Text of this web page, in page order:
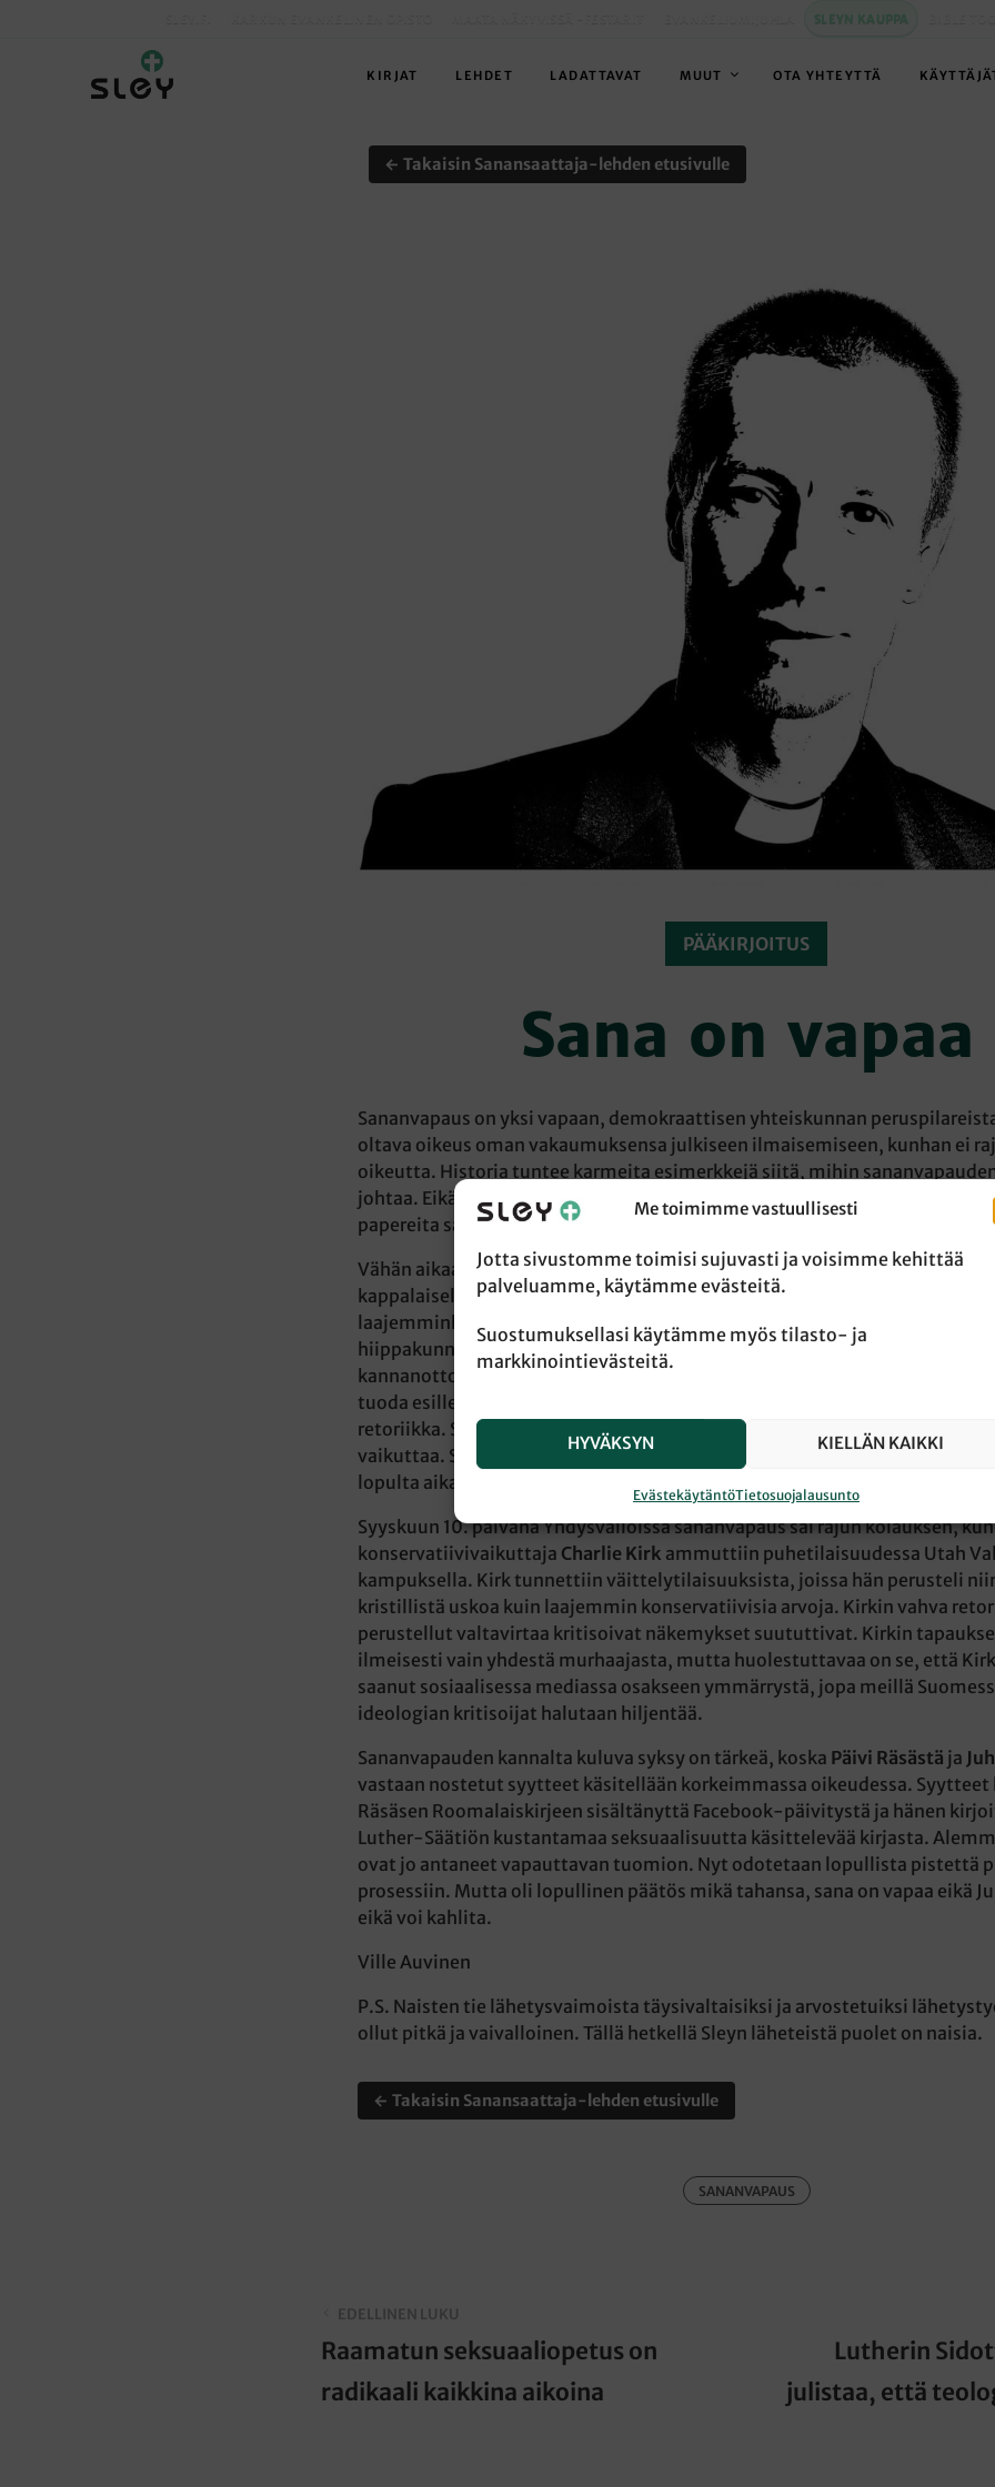
Me toimimme vastuullisesti
Jotta sivustomme toimisi sujuvasti ja voisimme kehittää
palveluamme, käytämme evästeitä.
Suostumuksellasi käytämme myös tilasto- ja
markkinointievästeitä.
HYVÄKSYN KIELLÄN KAIKKI
EvästekäytäntöTietosuojalausunto
SLEYN KAUPPA
KIRJAT LEHDET LADATTAVAT MUUT OTA YHTEYTTÄ
← Takaisin Sanansaattaja-lehden etusivulle
PÄÄKIRJOITUS
Sana on vapaa
Sananvapaus on yksi vapaan, demokraattisen yhteiskunnan
oltava oikeus oman vakaumuksensa julkiseen ilmaisemiseen, kunhan ei
oikeutta. Historia tuntee karmeita esimerkkejä siitä, mihin
johtaa. Eikä oma aikamme, eivät edes länsimaiset yhteiskuntamme, saa
papereita sananvapauden puolustajina.
Vähän aikaa sitten Espoon tuomiokapituli antoi kirjallisen varoituksen
kappalaiselle
Antti Kruusille . Varoituksen perusteena olivat Kruusin
laajemminkin kirkon nykytilaa kritisoivat kirjoitukset sosiaalisessa
hiippakunnan piispan
Kaisa-Mari Hintikan mukaan varoituksessa on kyse
kannanottojen tyylistä, ei niinkään niiden sisällöstä. Varmasti omat
tuoda esille pehmeästi, mutta sananvapauden nimissä olisi kyllä
retoriikka. Sanan käyttäjät ovat erilaisia. Ja onhan sanojen tarkoitus
vaikuttaa. Siinä Kruus on onnistunut. Mitäänsanomattomat sanat ovat
lopulta aika turhia.
Syyskuun 10. päivänä Yhdysvalloissa sananvapaus sai rajun kolauksen, kun
konservatiivivaikuttaja Charlie Kirk ammuttiin puhetilaisuudessa Utah
kampuksella. Kirk tunnettiin väittelytilaisuuksista, joissa hän perusteli
kristillistä uskoa kuin laajemmin konservatiivisia arvoja. Kirkin vahva
perustellut valtavirtaa kritisoivat näkemykset suututtivat. Kirkin
ilmeisesti vain yhdestä murhaajasta, mutta huolestuttavaa on se, että
saanut sosiaalisessa mediassa osakseen ymmärrystä, jopa meillä
ideologian kritisoijat halutaan hiljentää.
Sananvapauden kannalta kuluva syksy on tärkeä, koska Päivi Räsästä ja
vastaan nostetut syytteet käsitellään korkeimmassa oikeudessa. Syytteet
Räsäsen Roomalaiskirjeen sisältänyttä Facebook-päivitystä ja hänen
Luther-Säätiön kustantamaa seksuaalisuutta käsittelevää kirjasta.
ovat jo antaneet vapauttavan tuomion. Nyt odotetaan lopullista pistettä
prosessiin. Mutta oli lopullinen päätös mikä tahansa, sana on vapaa eikä
eikä voi kahlita.
Ville Auvinen
P.S. Naisten tie lähetysvaimoista täysivaltaisiksi ja arvostetuiksi
ollut pitkä ja vaivalloinen. Tällä hetkellä Sleyn läheteistä puolet on naisia.
← Takaisin Sanansaattaja-lehden etusivulle
SANANVAPAUS
EDELLINEN LUKU
Raamatun seksuaaliopetus on
radikaali kaikkina aikoina
Lutherin
julistaa, että